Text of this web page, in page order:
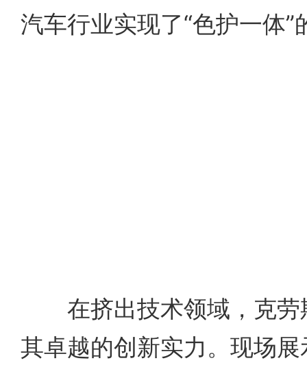
汽车行业实现了“色护一体”
在挤出技术领域，克劳
其卓越的创新实力。现场展